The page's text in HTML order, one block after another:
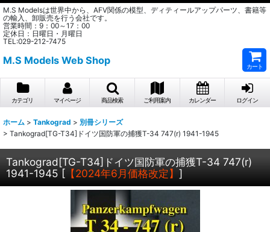
M.S Modelsは世界中から、AFV関係の模型、ディティールアップパーツ、書籍等
の輸入、卸販売を行う会社です。
営業時間：9：00～17：00
定休日：日曜日・月曜日
TEL:029-212-7475
M.S Models Web Shop
カート
カテゴリ マイページ 商品検索 ご利用案内 カレンダー ログイン
ホーム > Tankograd > 別冊シリーズ
> Tankograd[TG-T34]ドイツ国防軍の捕獲T-34 747(r) 1941-1945
Tankograd[TG-T34]ドイツ国防軍の捕獲T-34 747(r)
1941-1945 [ 【2024年6月価格改定】 ]